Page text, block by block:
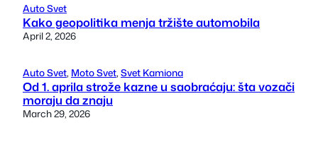
Auto Svet
Kako geopolitika menja tržište automobila
April 2, 2026
Auto Svet, Moto Svet, Svet Kamiona
Od 1. aprila strože kazne u saobraćaju: šta vozači
moraju da znaju
March 29, 2026